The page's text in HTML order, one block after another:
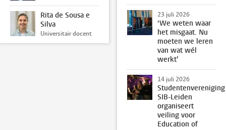
Rita de Sousa e
Silva
Universitair docent
23 juli 2026
‘We weten waar
het misgaat. Nu
moeten we leren
van wat wél
werkt’
14 juli 2026
Studentenvereniging
SIB-Leiden
organiseert
veiling voor
Education of